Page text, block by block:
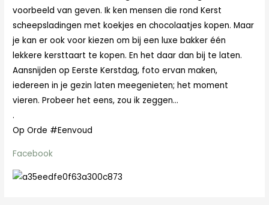
voorbeeld van geven. Ik ken mensen die rond Kerst
scheepsladingen met koekjes en chocolaatjes kopen. Maar
je kan er ook voor kiezen om bij een luxe bakker één
lekkere kersttaart te kopen. En het daar dan bij te laten.
Aansnijden op Eerste Kerstdag, foto ervan maken,
iedereen in je gezin laten meegenieten; het moment
vieren. Probeer het eens, zou ik zeggen…
.
Op Orde #Eenvoud
Facebook